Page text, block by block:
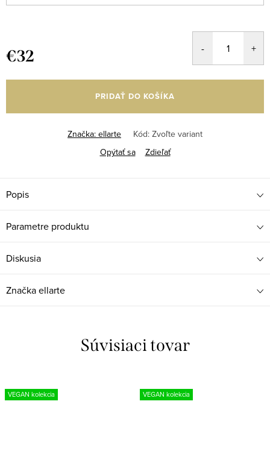
€32
cena:
PRIDAŤ DO KOŠÍKA
Značka: ellarte Kód: Zvoľte variant
Opýtať sa
Zdieľať
Popis
Parametre produktu
Diskusia
Značkaellarte
Súvisiaci tovar
VEGAN kolekcia VEGAN kolekcia